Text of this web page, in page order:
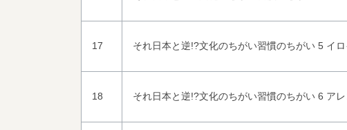
17 それ日本と逆!?文化のちがい習慣のちがい 5 イ
18 それ日本と逆!?文化のちがい習慣のちがい 6 ア